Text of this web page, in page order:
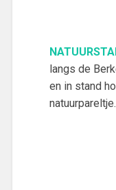
langs de
en in stand
natuurpareltje.